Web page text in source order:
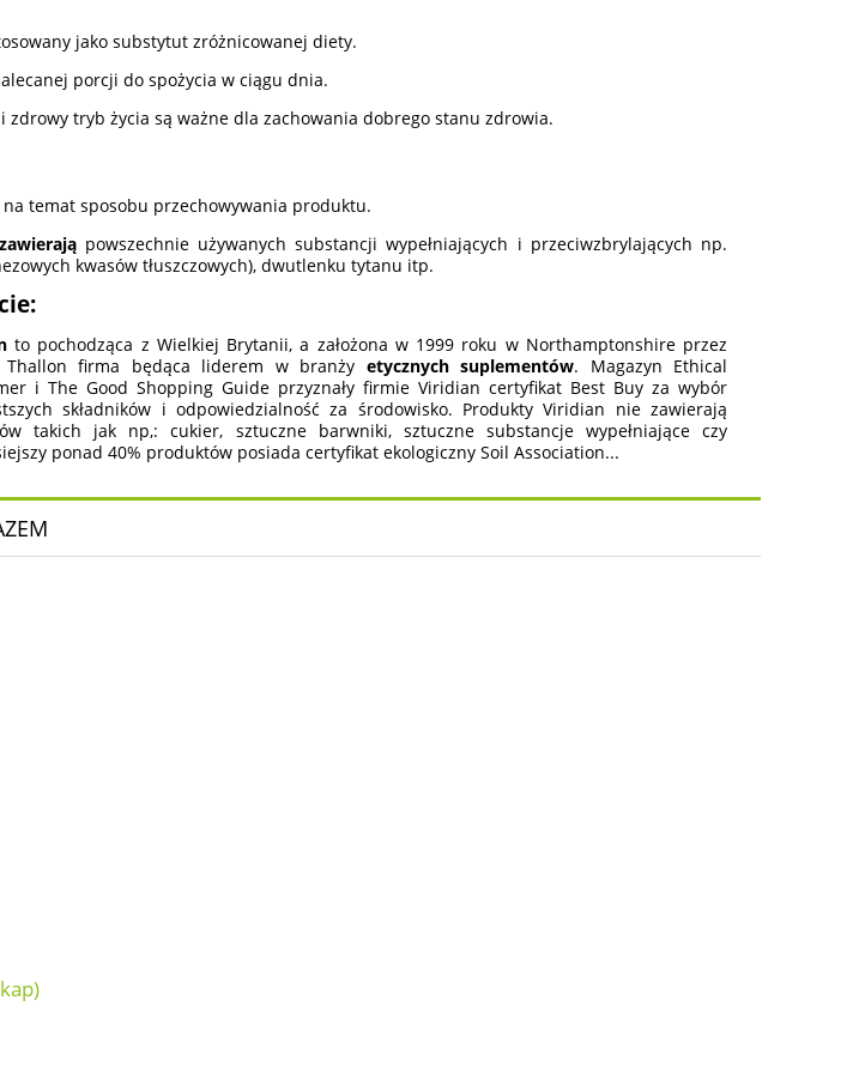
jako substytut zróżnicowanej diety.
porcji do spożycia w ciągu dnia.
zdrowy tryb życia są ważne dla zachowania dobrego stanu zdrowia.
temat sposobu przechowywania produktu.
powszechnie używanych substancji wypełniających i przeciwzbrylających np.
kwasów tłuszczowych), dwutlenku tytanu itp.
to pochodząca z Wielkiej Brytanii, a założona w 1999 roku w Northamptonshire przez
Thallon firma będąca liderem w branży etycznych suplementów. Magazyn Ethical
i The Good Shopping Guide przyznały firmie Viridian certyfikat Best Buy za wybór
składników i odpowiedzialność za środowisko. Produkty Viridian nie zawierają
takich jak np,: cukier, sztuczne barwniki, sztuczne substancje wypełniające czy
ponad 40% produktów posiada certyfikat ekologiczny Soil Association...